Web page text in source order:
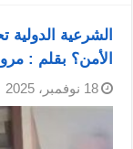
الشرعية
الأمن؟ بقلم :
18 نوفمبر، 2025